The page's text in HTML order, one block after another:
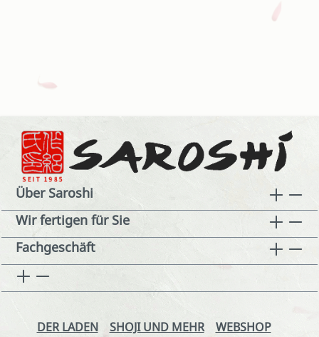
Über Saroshi
Wir fertigen für Sie
Fachgeschäft
DER LADEN SHOJI UND MEHR WEBSHOP